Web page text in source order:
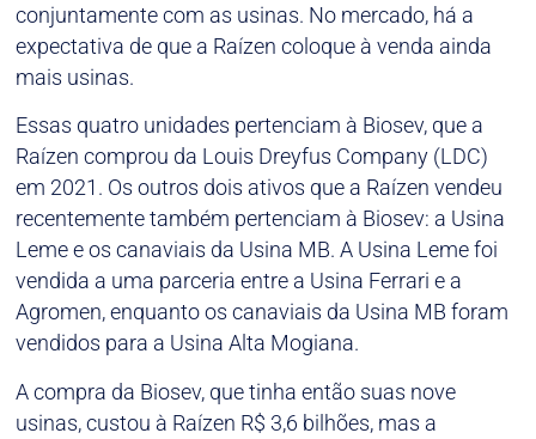
conjuntamente com as usinas. No mercado, há a
expectativa de que a Raízen coloque à venda ainda
mais usinas.
Essas quatro unidades pertenciam à Biosev, que a
Raízen comprou da Louis Dreyfus Company (LDC)
em 2021. Os outros dois ativos que a Raízen vendeu
recentemente também pertenciam à Biosev: a Usina
Leme e os canaviais da Usina MB. A Usina Leme foi
vendida a uma parceria entre a Usina Ferrari e a
Agromen, enquanto os canaviais da Usina MB foram
vendidos para a Usina Alta Mogiana.
A compra da Biosev, que tinha então suas nove
usinas, custou à Raízen R$ 3,6 bilhões, mas a